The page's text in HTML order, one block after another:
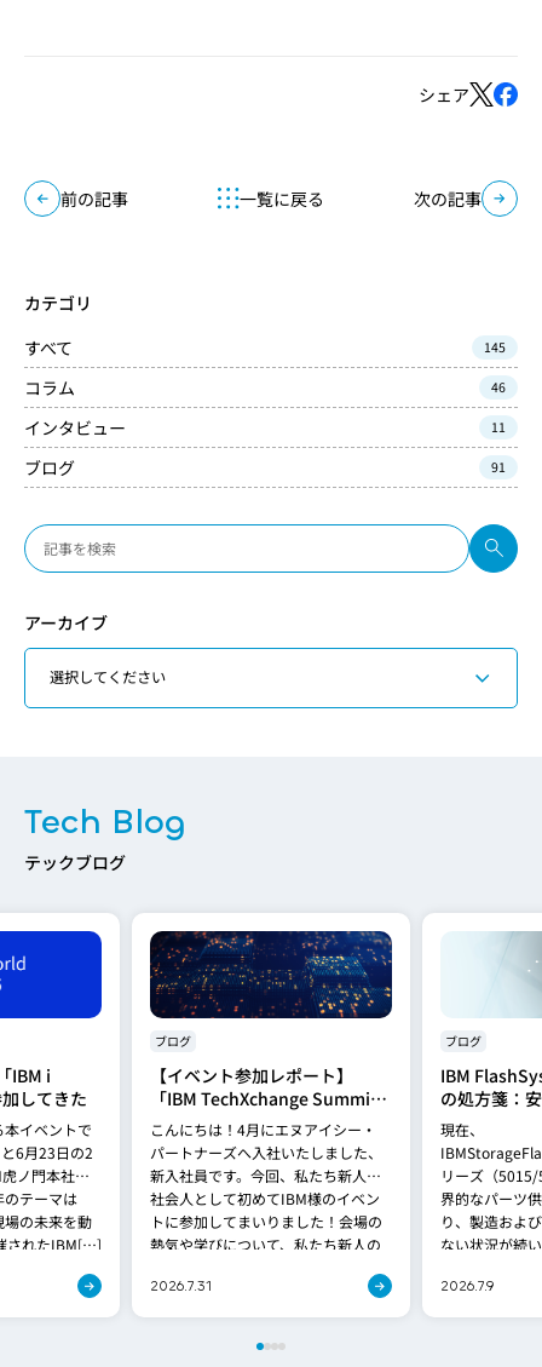
シェア
前の記事 一覧に戻る 次の記事
カテゴリ
すべて
145
コラム 46
インタビュー 11
ブログ 91
アーカイブ
Tech Blog
テックブログ
IBM i
してきた
イベントで
6月23日の2
ノ門本社で
のテーマは
の未来を動
されたIBM[…]
ブログ
【イベント参加レポート】
「IBM TechXchange Summit
Japan 2026 Summer」に参加
してきた
こんにちは！4月にエヌアイシー・
パートナーズへ入社いたしました、
新入社員です。今回、私たち新人が
社会人として初めてIBM様のイベン
トに参加してまいりました！会場の
熱気や学びについて、私たち新人の
2026.7.31
ブログ
IBM
の処方箋：
両立する「
5600」への
現在、
リーズ（
界的なパーツ
り、製造およ
ない状況が続
2026.7.9